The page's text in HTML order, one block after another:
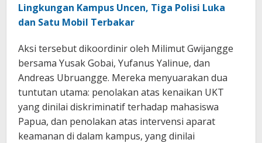
Lingkungan Kampus Uncen, Tiga Polisi Luka
dan Satu Mobil Terbakar
Aksi tersebut dikoordinir oleh Milimut Gwijangge
bersama Yusak Gobai, Yufanus Yalinue, dan
Andreas Ubruangge. Mereka menyuarakan dua
tuntutan utama: penolakan atas kenaikan UKT
yang dinilai diskriminatif terhadap mahasiswa
Papua, dan penolakan atas intervensi aparat
keamanan di dalam kampus, yang dinilai